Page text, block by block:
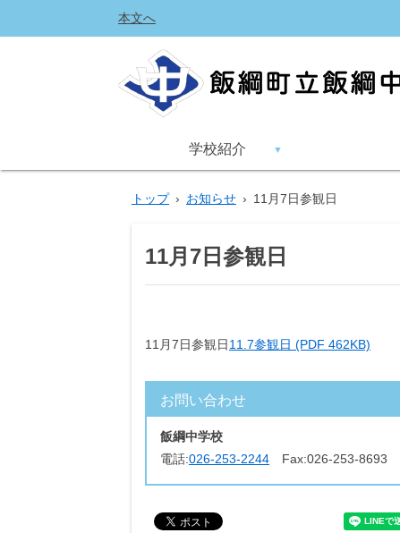
本文へ
学校紹介
トップ › お知らせ › 11月7日参観日
11月7日参観日
11月7日参観日11.7参観日 (PDF 462KB)
お問い合わせ
飯綱中学校
電話:026-253-2244 Fax:026-253-8693